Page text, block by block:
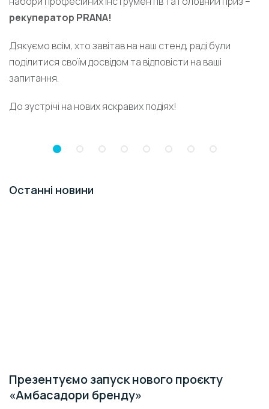
рекуператор PRANA!
Дякуємо всім, хто завітав на наш стенд, раді були
поділитися своїм досвідом та відповісти на ваші
запитання.
До зустрічі на нових яскравих подіях!
Останні новини
Презентуємо запуск нового проєкту
«Амбасадори бренду»